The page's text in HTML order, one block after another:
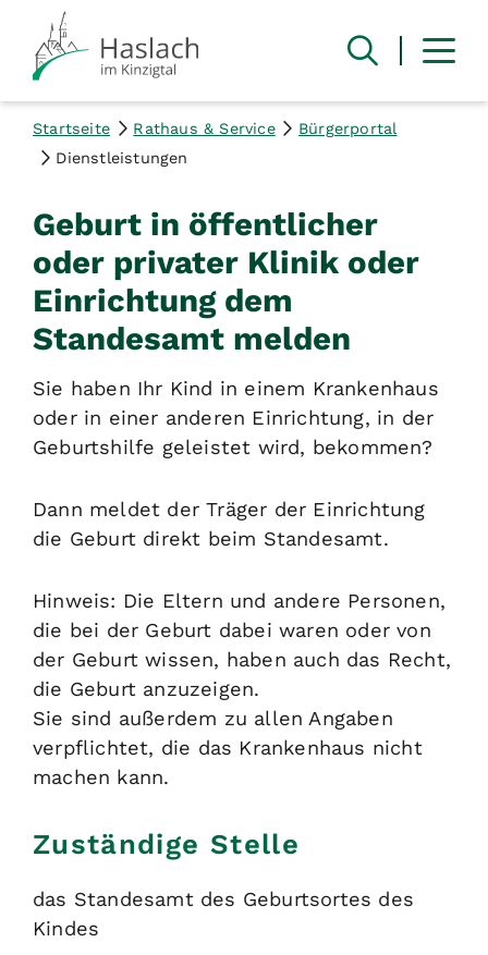
Startseite Rathaus & Service
Bürgerportal
Dienstleistungen
Geburt in öffentlicher
oder privater Klinik oder
Einrichtung dem
Standesamt melden
Sie haben Ihr Kind in einem Krankenhaus
oder in einer anderen Einrichtung, in der
Geburtshilfe geleistet wird, bekommen?
Dann meldet der Träger der Einrichtung
die Geburt direkt beim Standesamt.
Hinweis: Die Eltern und andere Personen,
die bei der Geburt dabei waren oder von
der Geburt wissen, haben auch das Recht,
die Geburt anzuzeigen.
Sie sind außerdem zu allen Angaben
verpflichtet, die das Krankenhaus nicht
machen kann.
Zuständige Stelle
das Standesamt des Geburtsortes des
Kindes